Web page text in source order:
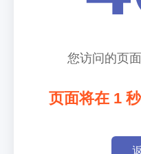
您访问的页
页面将在 1